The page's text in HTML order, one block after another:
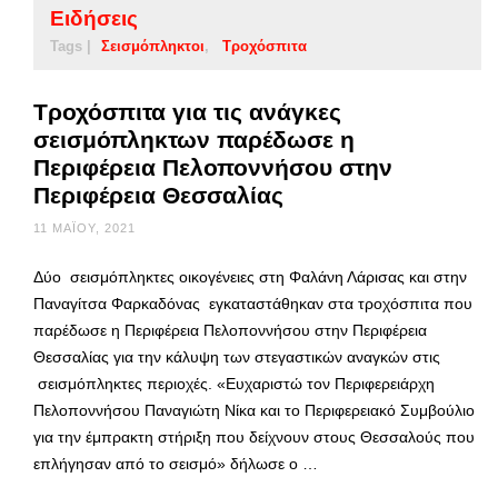
Ειδήσεις
Tags | Σεισμόπληκτοι Τροχόσπιτα
Τροχόσπιτα για τις ανάγκες
σεισμόπληκτων παρέδωσε η
Περιφέρεια Πελοποννήσου στην
Περιφέρεια Θεσσαλίας
11 ΜΑΪ́ΟΥ, 2021
Δύο σεισμόπληκτες οικογένειες στη Φαλάνη Λάρισας και στην
Παναγίτσα Φαρκαδόνας εγκαταστάθηκαν στα τροχόσπιτα που
παρέδωσε η Περιφέρεια Πελοποννήσου στην Περιφέρεια
Θεσσαλίας για την κάλυψη των στεγαστικών αναγκών στις
σεισμόπληκτες περιοχές. «Ευχαριστώ τον Περιφερειάρχη
Πελοποννήσου Παναγιώτη Νίκα και το Περιφερειακό Συμβούλιο
για την έμπρακτη στήριξη που δείχνουν στους Θεσσαλούς που
επλήγησαν από το σεισμό» δήλωσε ο …